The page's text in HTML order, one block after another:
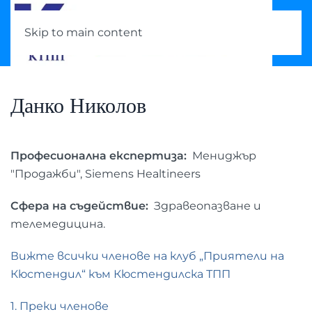
Skip to main content
Данко Николов
Професионална експертиза: Мениджър
"Продажби", Siemens Healtineers
Сфера на съдействие: Здравеопазване и
телемедицина.
Вижте всички членове на клуб „Приятели на
Кюстендил“ към Кюстендилска ТПП
1. Преки членове